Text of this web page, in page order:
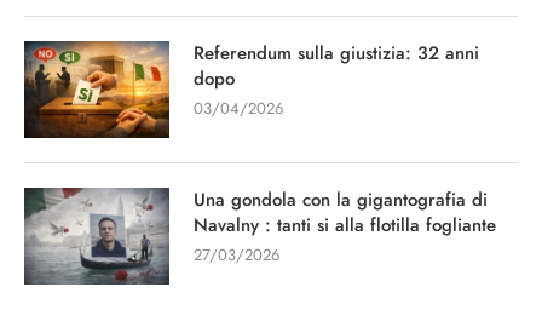
Referendum sulla giustizia: 32 anni
dopo
03/04/2026
Una gondola con la gigantografia di
Navalny : tanti si alla flotilla fogliante
27/03/2026